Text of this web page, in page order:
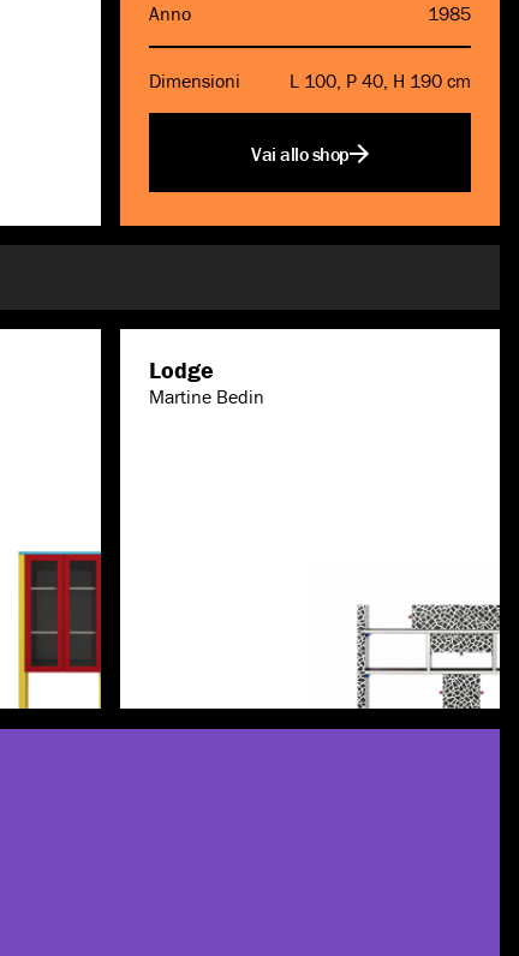
Anno 1985
Dimensioni L 100, P 40, H 190 cm
Vai allo shop
Lodge
Martine Bedin